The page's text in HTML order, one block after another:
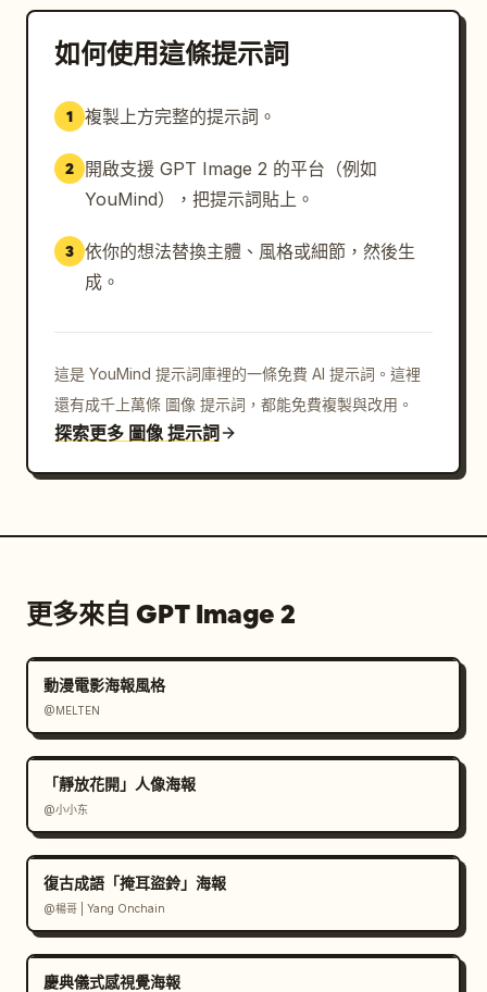
如何使用這條提示詞
1 複製上方完整的提示詞。
2
開啟支援 GPT Image 2 的平台（例如
YouMind），把提示詞貼上。
3 依你的想法替換主體、風格或細節，然後生
成。
這是 YouMind 提示詞庫裡的一條免費 AI 提示詞。這裡
還有成千上萬條 圖像 提示詞，都能免費複製與改用。
探索更多 圖像 提示詞
更多來自 GPT Image 2
動漫電影海報風格
@MELTEN
「靜放花開」人像海報
@小小东
復古成語「掩耳盜鈴」海報
@楊哥 | Yang Onchain
慶典儀式感視覺海報